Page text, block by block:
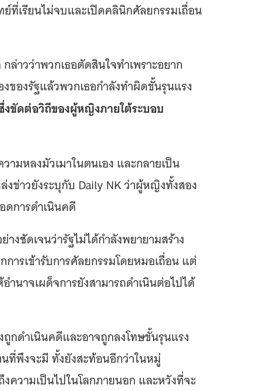
เรียนไม่จบและเปิดคลินิกศัลยกรรมเถื่อน
าวว่าพวกเธอตัดสินใจทำเพราะอยาก
องรัฐแล้วพวกเธอกำลังทำผิดขั้นรุนแรง
งขัดต่อวิถีของผู้หญิงภายใต้ระบอบ
ามหลงมัวเมาในตนเอง และกลายเป็น
ข่าวยังระบุกับ Daily NK ว่าผู้หญิงทั้งสอง
การดำเนินคดี
งชัดเจนว่ารัฐไม่ได้กำลังพยายามสร้าง
ารเข้ารับการศัลยกรรมโดยหมอเถื่อน แต่
นาจเผด็จการยังสามารถดำเนินต่อไปได้
กดำเนินคดีและอาจถูกลงโทษขั้นรุนแรง
นที่พึงจะมี ทั้งยังสะท้อนอีกว่าในหมู่
ความเป็นไปในโลกภายนอก และหวังที่จะ